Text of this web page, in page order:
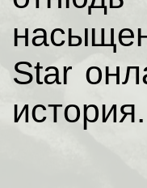
Star
история.